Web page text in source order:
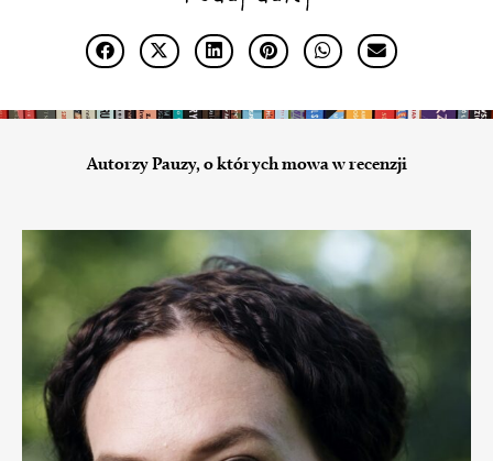
Autorzy Pauzy, o których mowa w recenzji